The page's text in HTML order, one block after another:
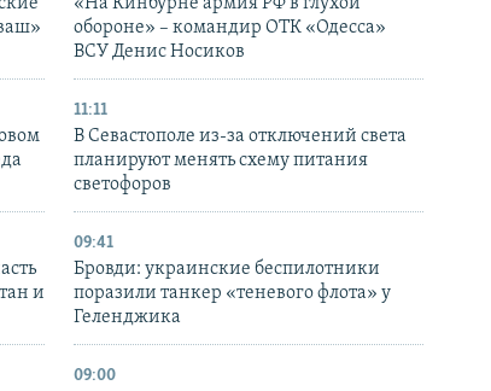
«На Кинбурне армия РФ в глухой
обороне» – командир ОТК «Одесса»
ВСУ Денис Носиков
11:11
В Севастополе из-за отключений света
планируют менять схему питания
светофоров
и
09:41
Бровди: украинские беспилотники
поразили танкер «теневого флота» у
Геленджика
09:00